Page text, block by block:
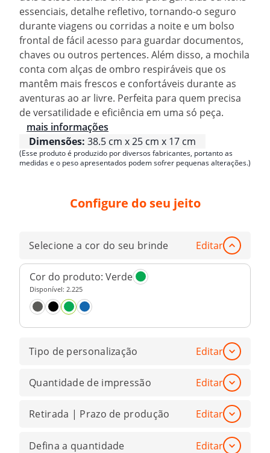
essenciais, detalhe refletivo, tornando-o seguro
durante viagens ou corridas a noite e um bolso
frontal de fácil acesso para guardar documentos,
chaves ou outros pertences. Além disso, a mochila
conta com alças de ombro respiráveis que os
mantêm mais frescos e confortáveis durante as
aventuras ao ar livre. Perfeita para quem precisa
de versatilidade e eficiência em uma só peça.
mais informações
Dimensões: 38.5 cm x 25 cm x 17 cm
(Esse produto é produzido por diversos fabricantes, portanto as
medidas e o peso apresentados podem sofrer pequenas alterações.)
Configure do seu jeito
Selecione a cor do seu brinde Editar
Cor do produto: Verde
Disponível: 2.225
Tipo de personalização Editar
Quantidade de impressão Editar
Retirada | Prazo de produção Editar
Defina a quantidade Editar